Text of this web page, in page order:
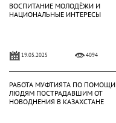
ВОСПИТАНИЕ МОЛОДЁЖИ И
НАЦИОНАЛЬНЫЕ ИНТЕРЕСЫ
19.05.2025 4094
РАБОТА МУФТИЯТА ПО ПОМОЩИ
ЛЮДЯМ ПОСТРАДАВШИМ ОТ
НОВОДНЕНИЯ В КАЗАХСТАНЕ